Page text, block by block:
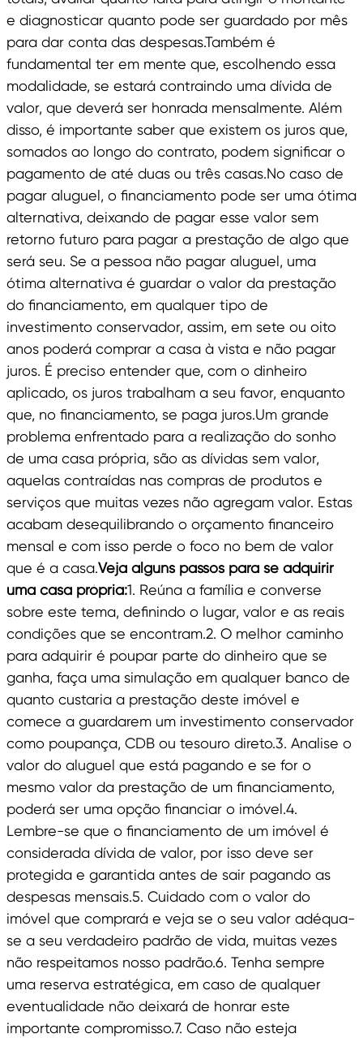
e diagnosticar quanto pode ser guardado por mês
para dar conta das despesas.Também é
fundamental ter em mente que, escolhendo essa
modalidade, se estará contraindo uma dívida de
valor, que deverá ser honrada mensalmente. Além
disso, é importante saber que existem os juros que,
somados ao longo do contrato, podem significar o
pagamento de até duas ou três casas.No caso de
pagar aluguel, o financiamento pode ser uma ótima
alternativa, deixando de pagar esse valor sem
retorno futuro para pagar a prestação de algo que
será seu. Se a pessoa não pagar aluguel, uma
ótima alternativa é guardar o valor da prestação
do financiamento, em qualquer tipo de
investimento conservador, assim, em sete ou oito
anos poderá comprar a casa à vista e não pagar
juros. É preciso entender que, com o dinheiro
aplicado, os juros trabalham a seu favor, enquanto
que, no financiamento, se paga juros.Um grande
problema enfrentado para a realização do sonho
de uma casa própria, são as dívidas sem valor,
aquelas contraídas nas compras de produtos e
serviços que muitas vezes não agregam valor. Estas
acabam desequilibrando o orçamento financeiro
mensal e com isso perde o foco no bem de valor
que é a casa.Veja alguns passos para se adquirir
uma casa própria:1. Reúna a família e converse
sobre este tema, definindo o lugar, valor e as reais
condições que se encontram.2. O melhor caminho
para adquirir é poupar parte do dinheiro que se
ganha, faça uma simulação em qualquer banco de
quanto custaria a prestação deste imóvel e
comece a guardarem um investimento conservador
como poupança, CDB ou tesouro direto.3. Analise o
valor do aluguel que está pagando e se for o
mesmo valor da prestação de um financiamento,
poderá ser uma opção financiar o imóvel.4.
Lembre-se que o financiamento de um imóvel é
considerada dívida de valor, por isso deve ser
protegida e garantida antes de sair pagando as
despesas mensais.5. Cuidado com o valor do
imóvel que comprará e veja se o seu valor adéqua-
se a seu verdadeiro padrão de vida, muitas vezes
não respeitamos nosso padrão.6. Tenha sempre
uma reserva estratégica, em caso de qualquer
eventualidade não deixará de honrar este
importante compromisso.7. Caso não esteja